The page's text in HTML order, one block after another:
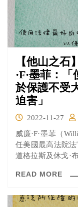
【他山之
·F·墨菲：
於保護不受
迫害」
2022-11-27
威廉·F·墨菲（
任美國最高法院
道格拉斯及休戈·
樣，他一直都認
READ MORE